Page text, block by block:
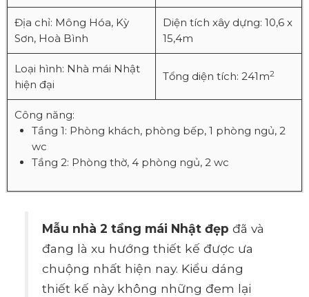
Địa chỉ: Mông Hóa, Kỳ
Sơn, Hoà Bình
Diện tích xây dựng: 10,6 x
15,4m
Loại hình: Nhà mái Nhật
hiện đại
Tổng diện tích: 241m2
Công năng:
Tầng 1: Phòng khách, phòng bếp, 1 phòng ngủ, 2
wc
Tầng 2: Phòng thờ, 4 phòng ngủ, 2 wc
Mẫu nhà 2 tầng mái Nhật đẹp đã và
đang là xu hướng thiết kế được ưa
chuộng nhất hiện nay. Kiểu dáng
thiết kế này không những đem lại